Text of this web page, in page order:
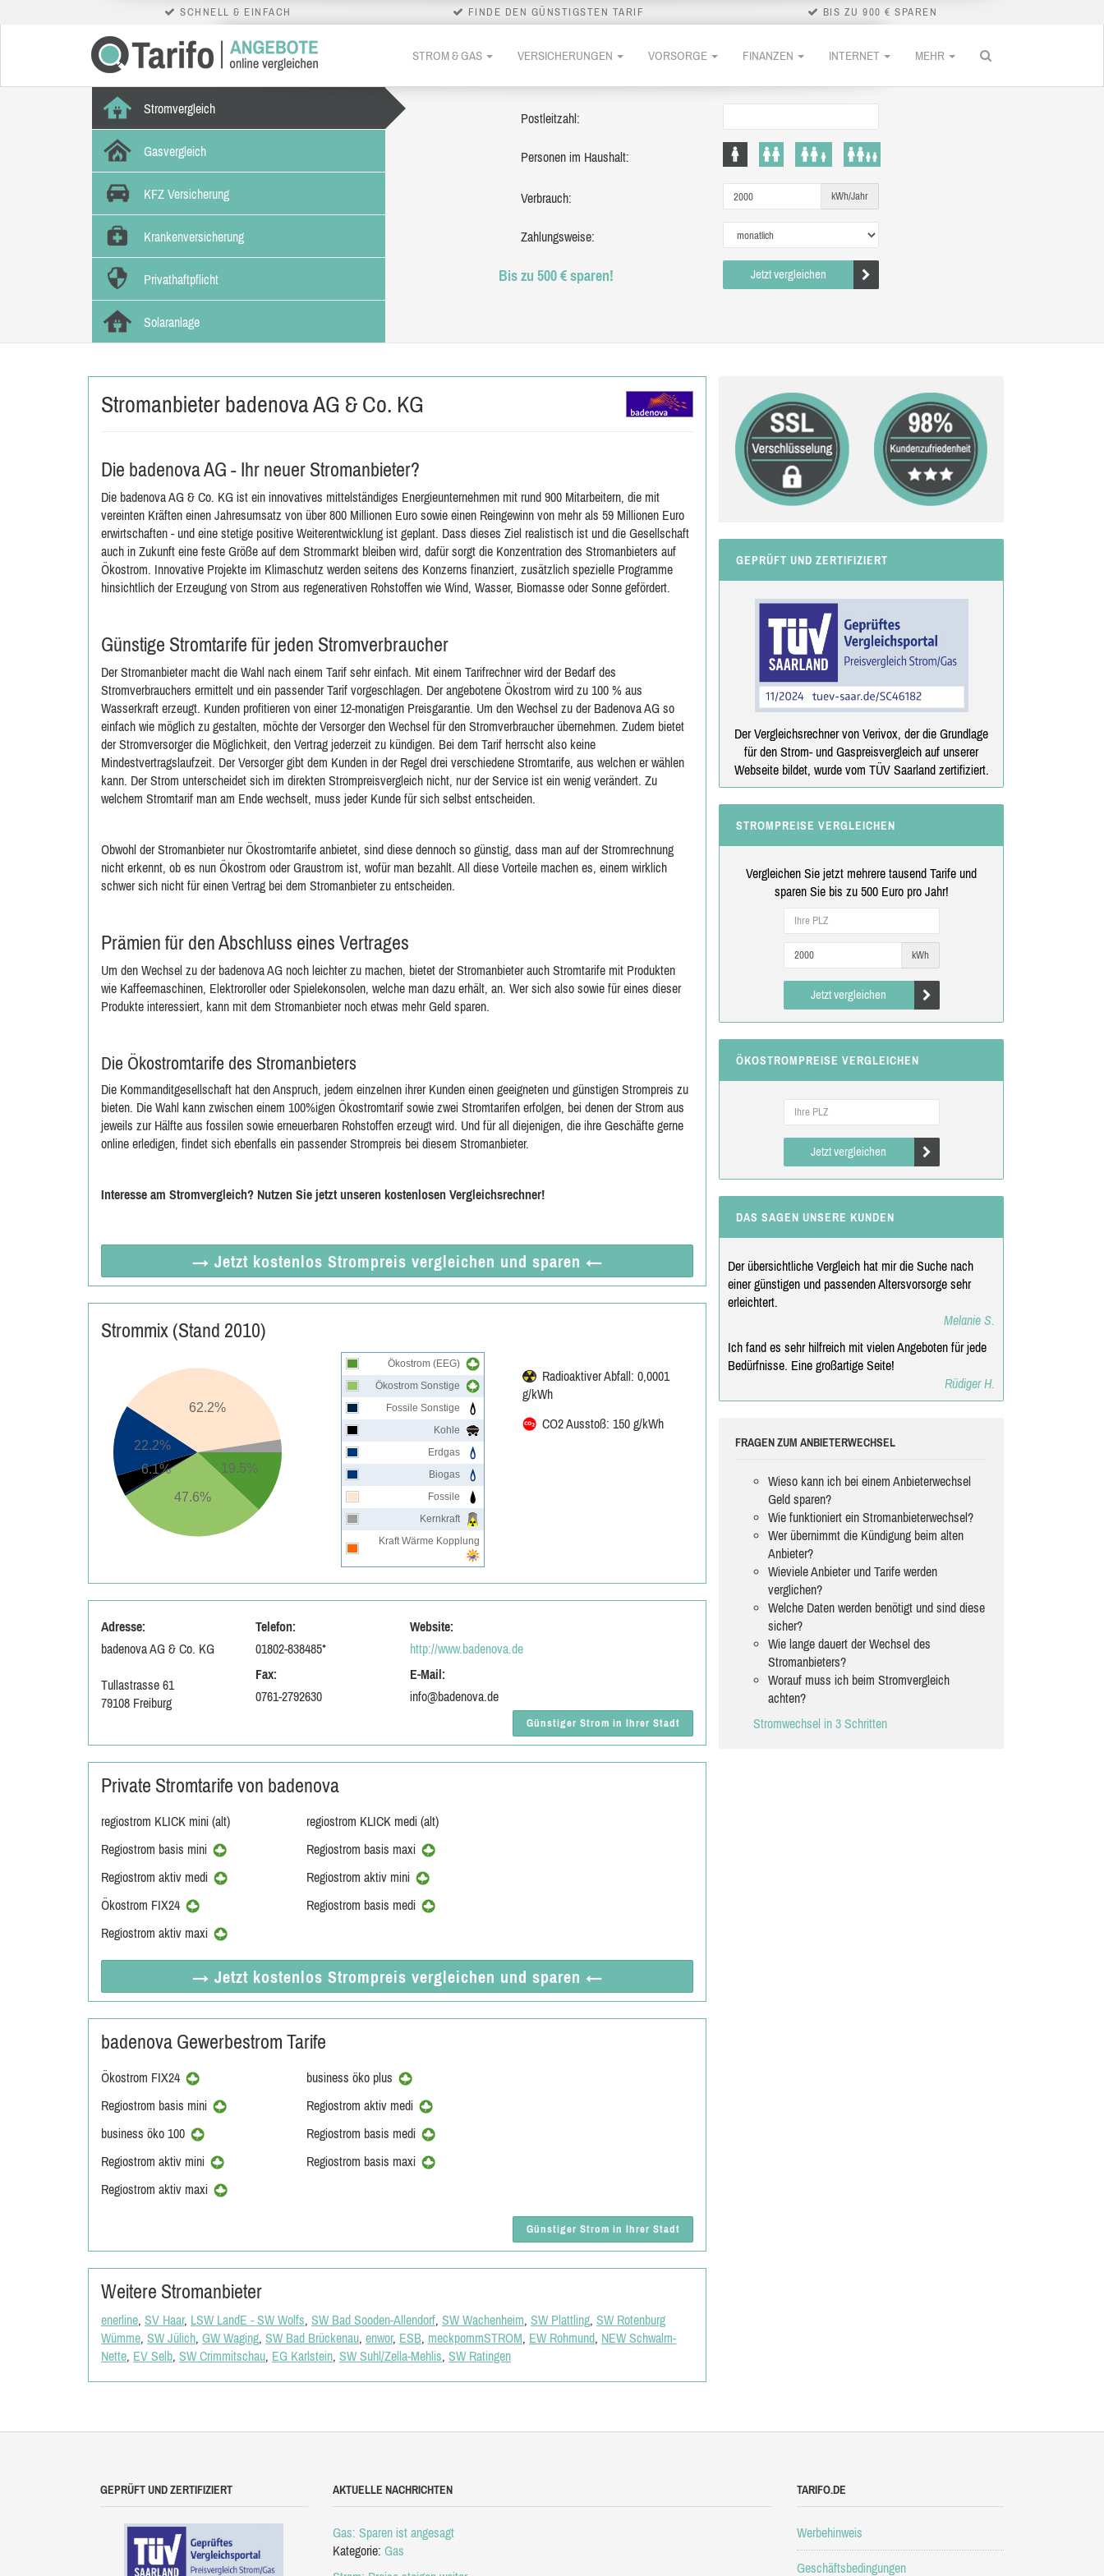
SCHNELL & EINFACH FINDE DEN GÜNSTIGSTEN TARIF BIS ZU 900 € SPAREN
STROM & GAS VERSICHERUNGEN VORSORGE FINANZEN INTERNET MEHR
Stromvergleich
Gasvergleich
KFZ Versicherung
Krankenversicherung
Privathaftpflicht
Solaranlage
Postleitzahl:
Personen im Haushalt:
Verbrauch: kWh/Jahr
Zahlungsweise:
Bis zu 500 € sparen! Jetzt vergleichen
Stromanbieter badenova AG & Co. KG
Die badenova AG - Ihr neuer Stromanbieter?
Die badenova AG & Co. KG ist ein innovatives mittelständiges Energieunternehmen mit rund 900 Mitarbeitern, die mit
vereinten Kräften einen Jahresumsatz von über 800 Millionen Euro sowie einen Reingewinn von mehr als 59 Millionen Euro
erwirtschaften - und eine stetige positive Weiterentwicklung ist geplant. Dass dieses Ziel realistisch ist und die Gesellschaft
auch in Zukunft eine feste Größe auf dem Strommarkt bleiben wird, dafür sorgt die Konzentration des Stromanbieters auf
Ökostrom. Innovative Projekte im Klimaschutz werden seitens des Konzerns finanziert, zusätzlich spezielle Programme
hinsichtlich der Erzeugung von Strom aus regenerativen Rohstoffen wie Wind, Wasser, Biomasse oder Sonne gefördert.
Günstige Stromtarife für jeden Stromverbraucher
Der Stromanbieter macht die Wahl nach einem Tarif sehr einfach. Mit einem Tarifrechner wird der Bedarf des
Stromverbrauchers ermittelt und ein passender Tarif vorgeschlagen. Der angebotene Ökostrom wird zu 100 % aus
Wasserkraft erzeugt. Kunden profitieren von einer 12-monatigen Preisgarantie. Um den Wechsel zu der Badenova AG so
einfach wie möglich zu gestalten, möchte der Versorger den Wechsel für den Stromverbraucher übernehmen. Zudem bietet
der Stromversorger die Möglichkeit, den Vertrag jederzeit zu kündigen. Bei dem Tarif herrscht also keine
Mindestvertragslaufzeit. Der Versorger gibt dem Kunden in der Regel drei verschiedene Stromtarife, aus welchen er wählen
kann. Der Strom unterscheidet sich im direkten Strompreisvergleich nicht, nur der Service ist ein wenig verändert. Zu
welchem Stromtarif man am Ende wechselt, muss jeder Kunde für sich selbst entscheiden.
Obwohl der Stromanbieter nur Ökostromtarife anbietet, sind diese dennoch so günstig, dass man auf der Stromrechnung
nicht erkennt, ob es nun Ökostrom oder Graustrom ist, wofür man bezahlt. All diese Vorteile machen es, einem wirklich
schwer sich nicht für einen Vertrag bei dem Stromanbieter zu entscheiden.
Prämien für den Abschluss eines Vertrages
Um den Wechsel zu der badenova AG noch leichter zu machen, bietet der Stromanbieter auch Stromtarife mit Produkten
wie Kaffeemaschinen, Elektroroller oder Spielekonsolen, welche man dazu erhält, an. Wer sich also sowie für eines dieser
Produkte interessiert, kann mit dem Stromanbieter noch etwas mehr Geld sparen.
Die Ökostromtarife des Stromanbieters
Die Kommanditgesellschaft hat den Anspruch, jedem einzelnen ihrer Kunden einen geeigneten und günstigen Strompreis zu
bieten. Die Wahl kann zwischen einem 100%igen Ökostromtarif sowie zwei Stromtarifen erfolgen, bei denen der Strom aus
jeweils zur Hälfte aus fossilen sowie erneuerbaren Rohstoffen erzeugt wird. Und für all diejenigen, die ihre Geschäfte gerne
online erledigen, findet sich ebenfalls ein passender Strompreis bei diesem Stromanbieter.
Interesse am Stromvergleich? Nutzen Sie jetzt unseren kostenlosen Vergleichsrechner!
→ Jetzt kostenlos Strompreis vergleichen und sparen ←
Strommix (Stand 2010)
Ökostrom (EEG)
Ökostrom Sonstige
Fossile Sonstige
Kohle
Erdgas
Biogas
Fossile
Kernkraft
Kraft Wärme Kopplung
19.5%
47.6%
6.1%
22.2%
62.2%
Radioaktiver Abfall: 0,0001
g/kWh
CO2 Ausstoß: 150 g/kWh
Adresse:
badenova AG & Co. KG
Tullastrasse 61
79108 Freiburg
Telefon:
01802-838485*
Fax:
0761-2792630
Website:
http://www.badenova.de
E-Mail:
info@badenova.de
Günstiger Strom in Ihrer Stadt
Private Stromtarife von badenova
regiostrom KLICK mini (alt)
Regiostrom basis mini
Regiostrom aktiv medi
Ökostrom FIX24
Regiostrom aktiv maxi
regiostrom KLICK medi (alt)
Regiostrom basis maxi
Regiostrom aktiv mini
Regiostrom basis medi
→ Jetzt kostenlos Strompreis vergleichen und sparen ←
badenova Gewerbestrom Tarife
Ökostrom FIX24
Regiostrom basis mini
business öko 100
Regiostrom aktiv mini
Regiostrom aktiv maxi
business öko plus
Regiostrom aktiv medi
Regiostrom basis medi
Regiostrom basis maxi
Günstiger Strom in Ihrer Stadt
Weitere Stromanbieter
enerline, SV Haar, LSW LandE - SW Wolfs, SW Bad Sooden-Allendorf, SW Wachenheim, SW Plattling, SW Rotenburg
Wümme, SW Jülich, GW Waging, SW Bad Brückenau, enwor, ESB, meckpommSTROM, EW Rohmund, NEW Schwalm-
Nette, EV Selb, SW Crimmitschau, EG Karlstein, SW Suhl/Zella-Mehlis, SW Ratingen
GEPRÜFT UND ZERTIFIZIERT
Der Vergleichsrechner von Verivox, der die Grundlage
für den Strom- und Gaspreisvergleich auf unserer
Webseite bildet, wurde vom TÜV Saarland zertifiziert.
STROMPREISE VERGLEICHEN
Vergleichen Sie jetzt mehrere tausend Tarife und
sparen Sie bis zu 500 Euro pro Jahr!
kWh
Jetzt vergleichen
ÖKOSTROMPREISE VERGLEICHEN
Jetzt vergleichen
DAS SAGEN UNSERE KUNDEN
Der übersichtliche Vergleich hat mir die Suche nach
einer günstigen und passenden Altersvorsorge sehr
erleichtert.
Melanie S.
Ich fand es sehr hilfreich mit vielen Angeboten für jede
Bedürfnisse. Eine großartige Seite!
Rüdiger H.
FRAGEN ZUM ANBIETERWECHSEL
Wieso kann ich bei einem Anbieterwechsel
Geld sparen?
Wie funktioniert ein Stromanbieterwechsel?
Wer übernimmt die Kündigung beim alten
Anbieter?
Wieviele Anbieter und Tarife werden
verglichen?
Welche Daten werden benötigt und sind diese
sicher?
Wie lange dauert der Wechsel des
Stromanbieters?
Worauf muss ich beim Stromvergleich
achten?
Stromwechsel in 3 Schritten
GEPRÜFT UND ZERTIFIZIERT AKTUELLE NACHRICHTEN
Gas: Sparen ist angesagt
Kategorie: Gas
TARIFO.DE
Werbehinweis
Geschäftsbedingungen